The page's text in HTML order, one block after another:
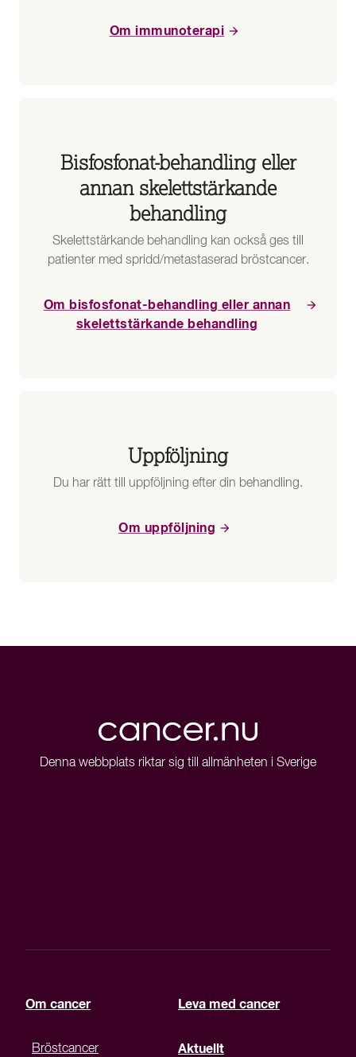
Om immunoterapi
Bisfosfonat-behandling eller
annan skelettstärkande
behandling
Skelettstärkande behandling kan också ges till
patienter med spridd/metastaserad bröstcancer.
Om bisfosfonat-behandling eller annan
skelettstärkande behandling
Uppföljning
Du har rätt till uppföljning efter din behandling.
Om uppföljning
Denna webbplats riktar sig till allmänheten i Sverige
Om cancer
Bröstcancer
Leva med cancer
Aktuellt